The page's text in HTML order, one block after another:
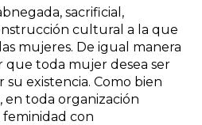
sacrificial,
cultural a la que
mujeres. De igual manera
que toda mujer desea ser
existencia. Como bien
en toda organización
con